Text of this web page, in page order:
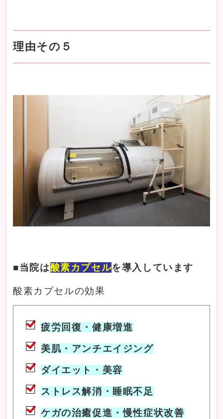
理由その５
■当院は酸素カプセルを導入しています
酸素カプセルの効果
疲労回復・健康増進
美肌・アンチエイジング
ダイエット・美容
ストレス解消・睡眠不足
ケガの治癒促進・慢性症状改善